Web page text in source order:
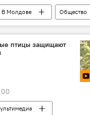
В Молдове
Общество
экзамены
школа
птицы защищают